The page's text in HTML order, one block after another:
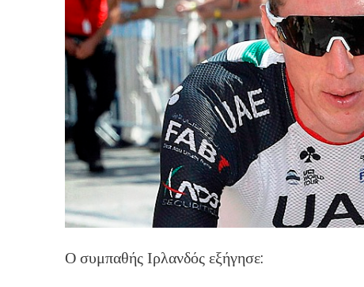
Ο συμπαθής Ιρλανδός εξήγησε: